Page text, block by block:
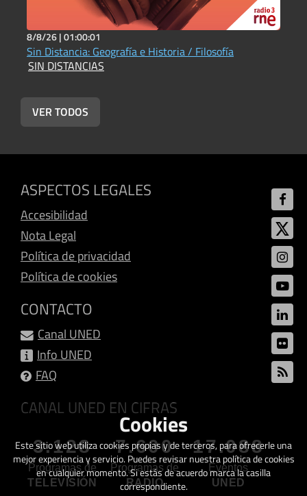
8/8/26 |01:00:01
Sin Distancia: Geografía e Historia / Filosofía
SIN DISTANCIAS
VER TODOS
ASPECTOS LEGALES
Accesibilidad
Nota Legal
Política de privacidad
Política de cookies
CONTACTO
Canal UNED
Info UNED
FAQ
CANAL UNED EN CIFRAS
3.128
Programas de
TELEVISIÓN
7.600
Programas de
RADIO
17.088
Eventos
UNED
Cookies
Este sitio web utiliza cookies propias y de terceros, para ofrecerle una
mejor experiencia y servicio. Puedes revisar nuestra política de cookies
en cualquier momento. Si estás de acuerdo marca la casilla
correspondiente.